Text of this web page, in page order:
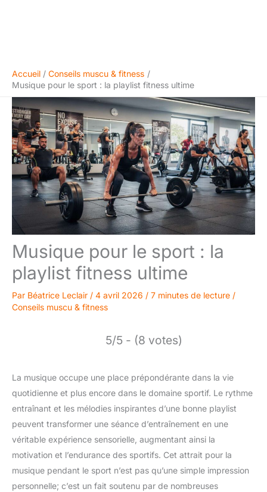
Accueil
Conseils muscu & fitness
Musique pour le sport : la playlist fitness ultime
Musique pour le sport : la
playlist fitness ultime
Par Béatrice Leclair / 4 avril 2026 / 7 minutes de lecture /
Conseils muscu & fitness
5/5 - (8 votes)
La musique occupe une place prépondérante dans la vie
quotidienne et plus encore dans le domaine sportif. Le rythme
entraînant et les mélodies inspirantes d’une bonne playlist
peuvent transformer une séance d’entraînement en une
véritable expérience sensorielle, augmentant ainsi la
motivation et l’endurance des sportifs. Cet attrait pour la
musique pendant le sport n’est pas qu’une simple impression
personnelle; c’est un fait soutenu par de nombreuses